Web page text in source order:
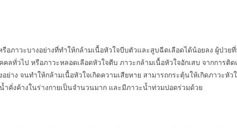
อภาวะบางอย่างที่ทำให้กล้ามเนื้อหัวใจบีบตัวและสูบฉีดเลือดได้น้อยลง ผู้ป่ว
ลทั่วไป หรือภาวะหลอดเลือดหัวใจตีบ ภาวะกล้ามเนื้อหัวใจอักเสบ จากการติ
ย่าง จนทำให้กล้ามเนื้อหัวใจเกิดความเสียหาย สามารถกระตุ้นให้เกิดภาวะหั
คั่งค้างในร่างกายเป็นจำนวนมาก และมีภาวะน้ำท่วมปอดร่วมด้วย